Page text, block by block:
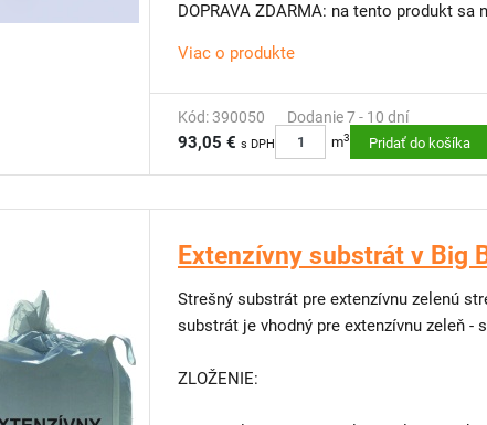
DOPRAVA ZDARMA: na tento produkt sa
Viac o produkte
Kód: 390050 Dodanie 7 - 10 dní
93,05 € s DPH m3 Pridať do košíka
Extenzívny substrát v Big
Strešný substrát pre extenzívnu zelenú
substrát je vhodný pre extenzívnu zeleň -
ZLOŽENIE: